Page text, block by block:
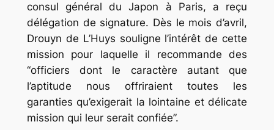
consul général du Japon à Paris, a reçu
délégation de signature. Dès le mois d’avril,
Drouyn de L’Huys souligne l’intérêt de cette
mission pour laquelle il recommande des
“officiers dont le caractère autant que
l’aptitude nous offriraient toutes les
garanties qu’exigerait la lointaine et délicate
mission qui leur serait confiée”.